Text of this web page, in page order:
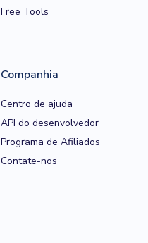
Free Tools
Companhia
Centro de ajuda
API do desenvolvedor
Programa de Afiliados
Contate-nos